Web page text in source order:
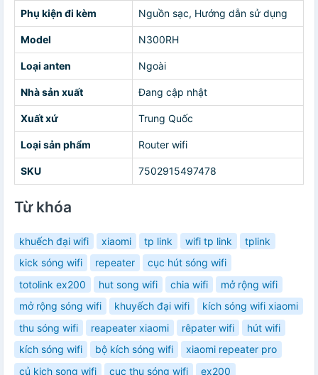
Phụ kiện đi kèm Nguồn sạc, Hướng dẫn sử dụng
Model N300RH
Loại anten Ngoài
Nhà sản xuất Đang cập nhật
Xuất xứ Trung Quốc
Loại sản phẩm Router wifi
SKU 7502915497478
Từ khóa
khuếch đại wifi xiaomi tp link wifi tp link
tplink
kick sóng wifi
repeater
cục hút sóng wifi
totolink ex200
hut song wifi chia wifi
mở rộng wifi
mở rộng sóng wifi
khuyếch đại wifi
kích sóng wifi xiaomi
thu sóng wifi
reapeater xiaomi rêpater wifi
hút wifi
kích sóng wifi
bộ kích sóng wifi
xiaomi repeater pro
củ kich song wifi
cục thu sóng wifi
ex200